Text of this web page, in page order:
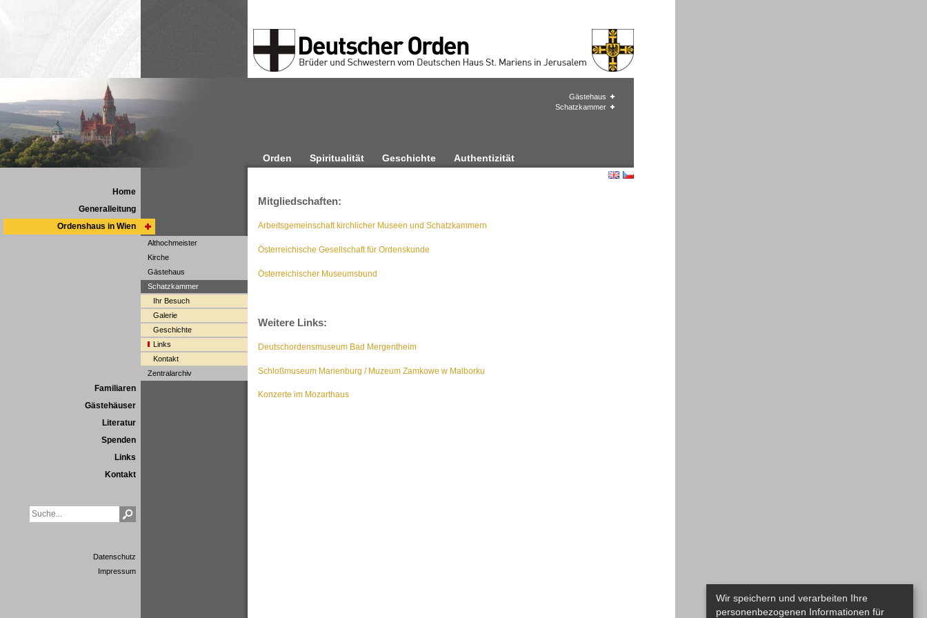
Gästehaus
Schatzkammer
Orden Spiritualität Geschichte Authentizität
Home
Generalleitung
Ordenshaus in Wien
Althochmeister
Kirche
Gästehaus
Schatzkammer
Ihr Besuch
Galerie
Geschichte
Links
Kontakt
Zentralarchiv
Familiaren
Gästehäuser
Literatur
Spenden
Links
Kontakt
Datenschutz
Impressum
Mitgliedschaften:
Arbeitsgemeinschaft kirchlicher Museen und Schatzkammern
Österreichische Gesellschaft für Ordenskunde
Österreichischer Museumsbund
Weitere Links:
Deutschordensmuseum Bad Mergentheim
Schloßmuseum Marienburg / Muzeum Zamkowe w Malborku
Konzerte im Mozarthaus
Wir speichern und verarbeiten Ihre
personenbezogenen Informationen für